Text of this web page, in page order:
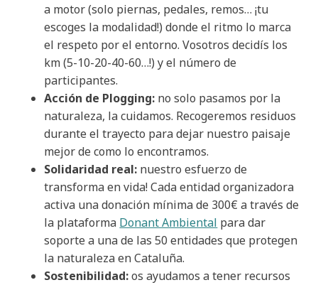
a motor (solo piernas, pedales, remos… ¡tu
escoges la modalidad!) donde el ritmo lo marca
el respeto por el entorno. Vosotros decidís los
km (5-10-20-40-60…!) y el número de
participantes.
Acción de Plogging: no solo pasamos por la
naturaleza, la cuidamos. Recogeremos residuos
durante el trayecto para dejar nuestro paisaje
mejor de como lo encontramos.
Solidaridad real: nuestro esfuerzo de
transforma en vida! Cada entidad organizadora
activa una donación mínima de 300€ a través de
la plataforma Donant Ambiental para dar
soporte a una de las 50 entidades que protegen
la naturaleza en Cataluña.
Sostenibilidad:os ayudamos a tener recursos